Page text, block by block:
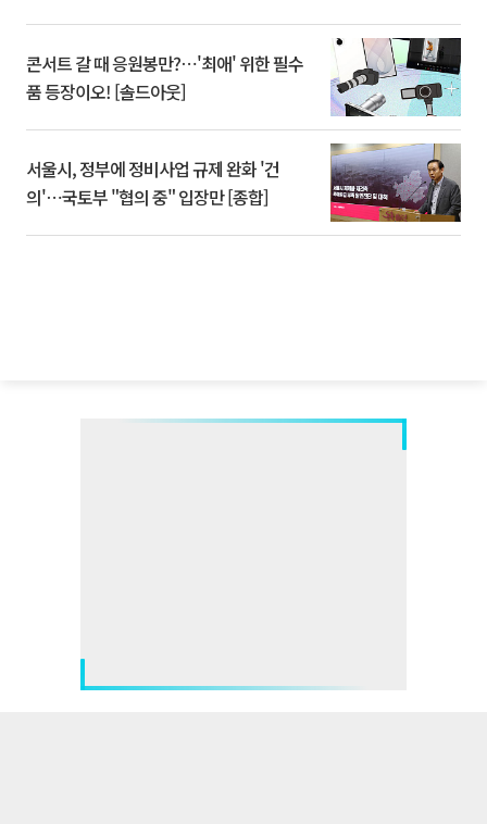
콘서트 갈 때 응원봉만?⋯'최애' 위한 필수
품 등장이오! [솔드아웃]
서울시, 정부에 정비사업 규제 완화 '건
의'⋯국토부 "협의 중" 입장만 [종합]